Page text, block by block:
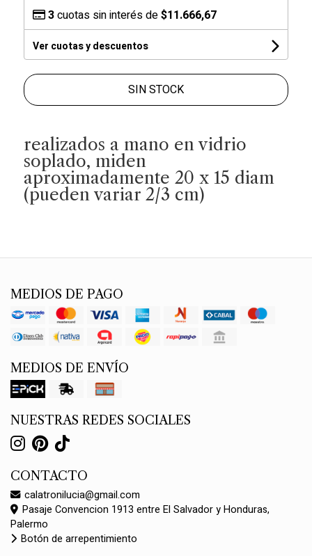
3cuotas sin interés de$11.666,67
Ver cuotas y descuentos
SIN STOCK
realizados a mano en vidrio
soplado, miden
aproximadamente 20 x 15 diam
(pueden variar 2/3 cm)
MEDIOS DE PAGO
MEDIOS DE ENVÍO
NUESTRAS REDES SOCIALES
CONTACTO
calatronilucia@gmail.com
Pasaje Convencion 1913 entre El Salvador y Honduras,
Palermo
Botón de arrepentimiento